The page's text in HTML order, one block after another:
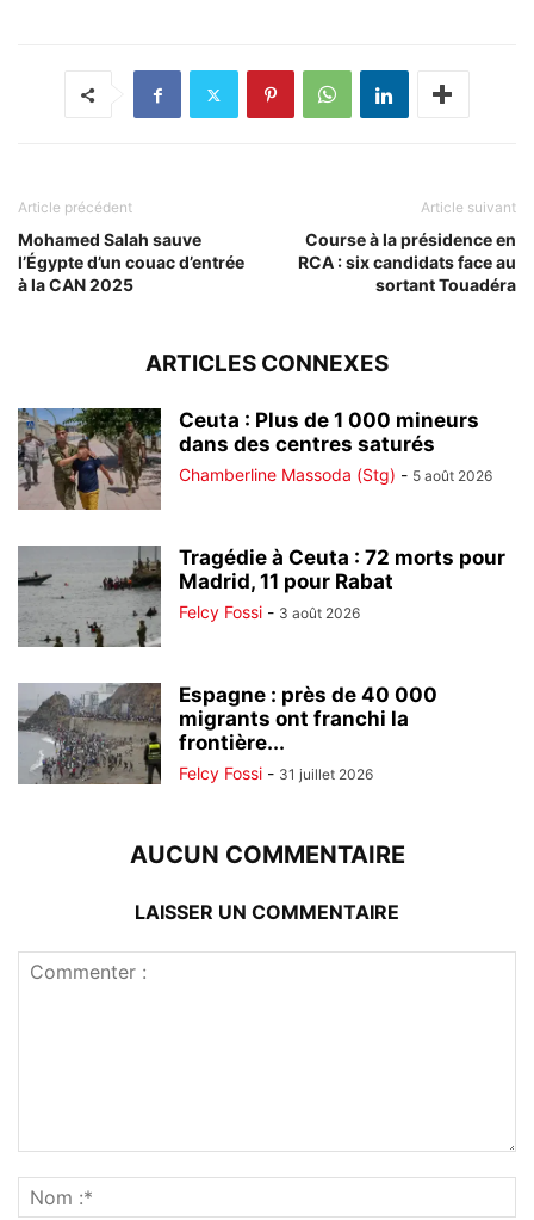
Article précédent
Mohamed Salah sauve
l’Égypte d’un couac d’entrée
à la CAN 2025
Article suivant
Course à la présidence en
RCA : six candidats face au
sortant Touadéra
ARTICLES CONNEXES
Ceuta : Plus de 1 000 mineurs
dans des centres saturés
Chamberline Massoda (Stg) - 5 août 2026
Tragédie à Ceuta : 72 morts pour
Madrid, 11 pour Rabat
Felcy Fossi - 3 août 2026
Espagne : près de 40 000
migrants ont franchi la
frontière...
Felcy Fossi - 31 juillet 2026
AUCUN COMMENTAIRE
LAISSER UN COMMENTAIRE